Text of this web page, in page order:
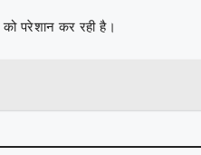
को परेशान कर रही है।